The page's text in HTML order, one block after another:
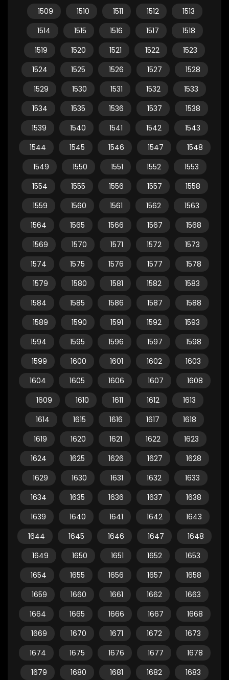
1509
1510 1511 1512
1513
1514
1515 1516 1517
1518
1519
1520 1521 1522
1523
1524
1525 1526 1527
1528
1529
1530 1531 1532
1533
1534
1535 1536 1537
1538
1539
1540 1541 1542
1543
1544
1545 1546 1547
1548
1549
1550 1551 1552
1553
1554
1555 1556 1557
1558
1559
1560 1561 1562
1563
1564
1565 1566 1567
1568
1569
1570 1571 1572
1573
1574
1575 1576 1577
1578
1579
1580 1581 1582
1583
1584
1585 1586 1587
1588
1589
1590 1591 1592
1593
1594
1595 1596 1597
1598
1599
1600 1601 1602
1603
1604
1605 1606 1607
1608
1609
1610 1611 1612
1613
1614
1615 1616 1617
1618
1619
1620 1621 1622
1623
1624
1625 1626 1627
1628
1629
1630 1631 1632
1633
1634
1635 1636 1637
1638
1639
1640 1641 1642
1643
1644
1645 1646 1647
1648
1649
1650 1651 1652
1653
1654
1655 1656 1657
1658
1659
1660 1661 1662
1663
1664
1665 1666 1667
1668
1669
1670 1671 1672
1673
1674
1675 1676 1677
1678
1679
1680 1681 1682
1683